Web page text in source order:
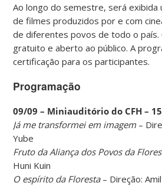
Ao longo do semestre, será exibida
de filmes produzidos por e com
de diferentes povos de todo o país.
gratuito e aberto ao público. A
certificação para os participantes.
Programação
09/09 – Miniauditório do CFH –
Já me transformei em imagem –
Yube
Fruto da Aliança dos Povos da
Huni Kuin
O espírito da Floresta– Direção: